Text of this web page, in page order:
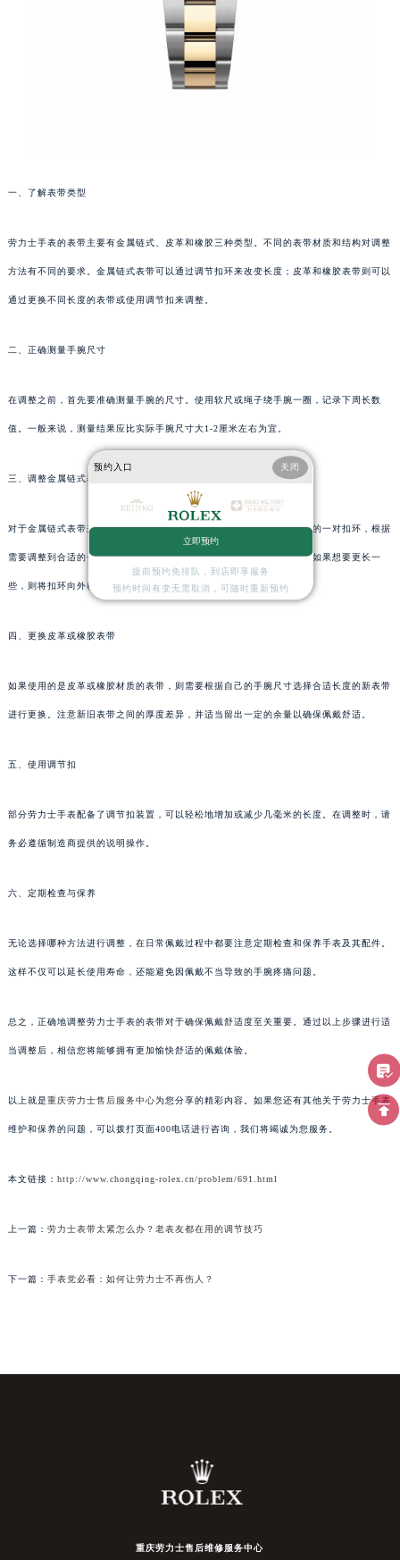
一、了解表带类型
劳力士手表的表带主要有金属链式、皮革和橡胶三种类型。不同的表带材质和结构对调整
方法有不同的要求。金属链式表带可以通过调节扣环来改变长度；皮革和橡胶表带则可以
通过更换不同长度的表带或使用调节扣来调整。
二、正确测量手腕尺寸
在调整之前，首先要准确测量手腕的尺寸。使用软尺或绳子绕手腕一圈，记录下周长数
值。一般来说，测量结果应比实际手腕尺寸大1-2厘米左右为宜。
三、调整金属链式表带
对于金属链式表带来说，可以利用扣环进行微调。找到表带上用于连接的一对扣环，根据
需要调整到合适的长度位置。如果想要更短一些，则将扣环向内移动；如果想要更长一
些，则将扣环向外移动。
四、更换皮革或橡胶表带
如果使用的是皮革或橡胶材质的表带，则需要根据自己的手腕尺寸选择合适长度的新表带
进行更换。注意新旧表带之间的厚度差异，并适当留出一定的余量以确保佩戴舒适。
五、使用调节扣
部分劳力士手表配备了调节扣装置，可以轻松地增加或减少几毫米的长度。在调整时，请
务必遵循制造商提供的说明操作。
六、定期检查与保养
无论选择哪种方法进行调整，在日常佩戴过程中都要注意定期检查和保养手表及其配件。
这样不仅可以延长使用寿命，还能避免因佩戴不当导致的手腕疼痛问题。
总之，正确地调整劳力士手表的表带对于确保佩戴舒适度至关重要。通过以上步骤进行适
当调整后，相信您将能够拥有更加愉快舒适的佩戴体验。
以上就是重庆劳力士售后服务中心为您分享的精彩内容。如果您还有其他关于劳力士手表
维护和保养的问题，可以拨打页面400电话进行咨询，我们将竭诚为您服务。
本文链接： http://www.chongqing-rolex.cn/problem/691.html
上一篇： 劳力士表带太紧怎么办？老表友都在用的调节技巧
下一篇： 手表党必看：如何让劳力士不再伤人？
重庆劳力士售后维修服务中心
预约入口 关闭
立即预约
提前预约免排队，到店即享服务
预约时间有变无需取消，可随时重新预约